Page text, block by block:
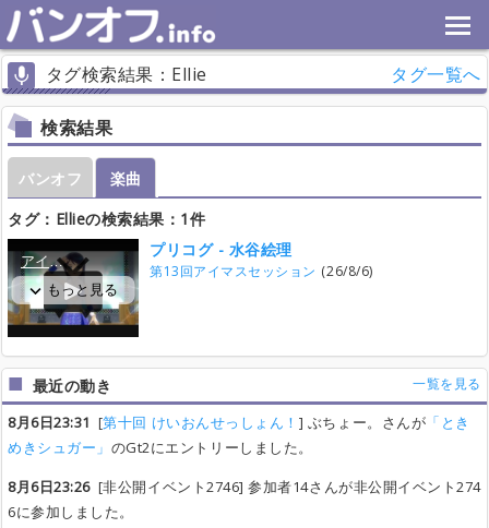
タグ検索結果：Ellie タグ一覧へ
検索結果
バンオフ
楽曲
タグ：Ellieの検索結果：1件
プリコグ - 水谷絵理
第13回アイマスセッション (26/8/6)
最近の動き 一覧を見る
8月6日23:31 [第十回 けいおんせっしょん！ ] ぶちょー。さんが 「とき
めきシュガー」 のGt2にエントリーしました。
8月6日23:26[非公開イベント2746] 参加者14さんが非公開イベント274
6に参加しました。